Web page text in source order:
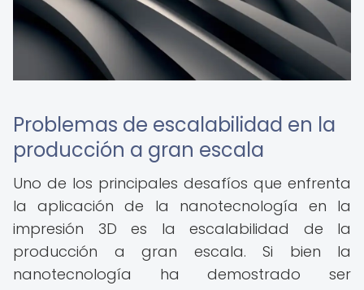
Problemas de escalabilidad en la
producción a gran escala
Uno de los principales desafíos que enfrenta
la aplicación de la nanotecnología en la
impresión 3D es la escalabilidad de la
producción a gran escala. Si bien la
nanotecnología ha demostrado ser